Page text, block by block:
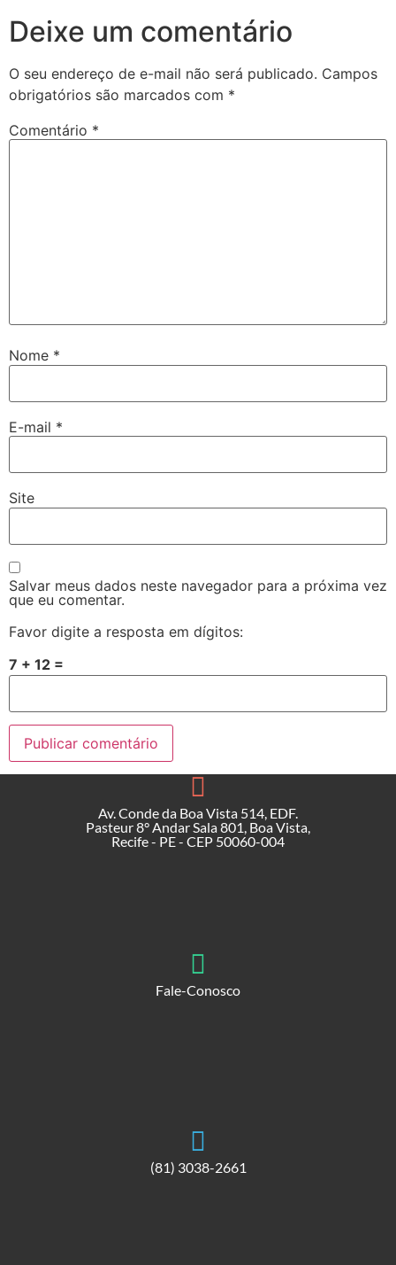
Deixe um comentário
O seu endereço de e-mail não será publicado. Campos
obrigatórios são marcados com *
Comentário *
Nome *
E-mail *
Site
Salvar meus dados neste navegador para a próxima vez
que eu comentar.
Favor digite a resposta em dígitos:
7 + 12 =
Av. Conde da Boa Vista 514, EDF.
Pasteur 8° Andar Sala 801, Boa Vista,
Recife - PE - CEP 50060-004
Fale-Conosco
(81) 3038-2661